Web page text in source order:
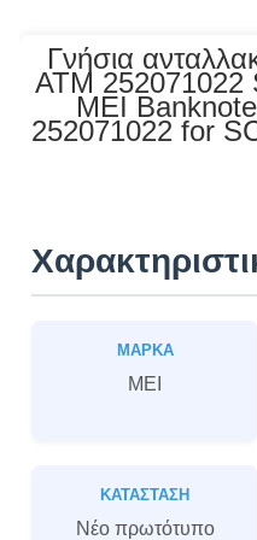
Γνήσια
ATM 252071022
MEI
252071022 for
ΜΆΡΚΑ
MEI
ΚΑΤΆΣΤΑΣΗ
Νέο πρωτότυπο